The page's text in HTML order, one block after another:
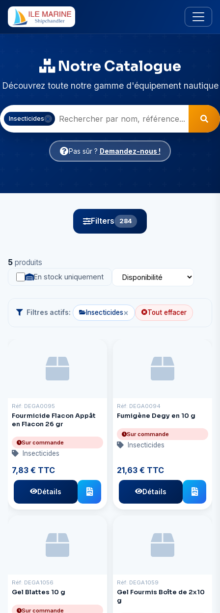
Notre Catalogue
Découvrez toute notre gamme d'équipement nautique
Insecticides
Pas sûr ? Demandez-nous !
Filters 284
5 produits
En stock uniquement
Filtres actifs: Insecticides× Tout effacer
Réf: DEGA0095
Fourmicide Flacon Appât
en Flacon 26 gr
Sur commande
Insecticides
7,83 € TTC
Détails
Réf: DEGA0094
Fumigène Degy en 10 g
Sur commande
Insecticides
21,63 € TTC
Détails
Réf: DEGA1056
Gel Blattes 10 g
Sur commande
Réf: DEGA1059
Gel Fourmis Boîte de 2x10
g